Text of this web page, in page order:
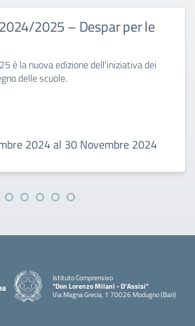
2025 – Despar per le
è la nuova edizione dell'iniziativa dei
delle scuole.
2024 al 30 Novembre 2024
Istituto Comprensivo
"Don Lorenzo Milani - D’Assisi"
Via Magna Grecia, 1 70026 Modugno (Bari)
— Visita la pagina iniziale della scuola